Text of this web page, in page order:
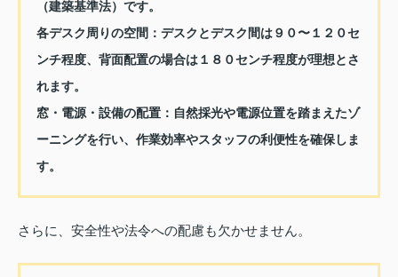
（建築基準法）です。
各デスク周りの空間：デスクとデスク間は９０〜１２０セ
ンチ程度、背面配置の場合は１８０センチ程度が理想とさ
れます。
窓・電源・設備の配置：自然採光や電源位置を踏まえたゾ
ーニングを行い、作業効率やスタッフの利便性を確保しま
す。
さらに、安全性や法令への配慮も欠かせません。